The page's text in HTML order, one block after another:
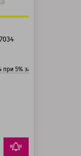
при 5% заполнении